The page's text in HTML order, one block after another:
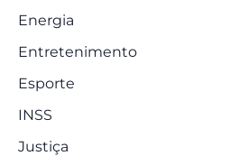
Energia
Entretenimento
Esporte
INSS
Justiça